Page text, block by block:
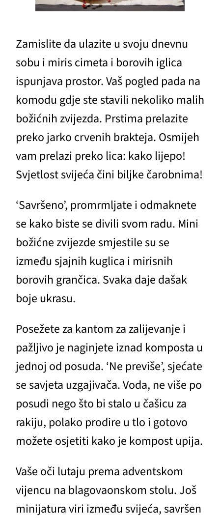
Zamislite da ulazite u svoju dnevnu
sobu i miris cimeta i borovih iglica
ispunjava prostor. Vaš pogled pada na
komodu gdje ste stavili nekoliko malih
božićnih zvijezda. Prstima prelazite
preko jarko crvenih brakteja. Osmijeh
vam prelazi preko lica: kako lijepo!
Svjetlost svijeća čini biljke čarobnima!
‘Savršeno’, promrmljate i odmaknete
se kako biste se divili svom radu. Mini
božićne zvijezde smjestile su se
između sjajnih kuglica i mirisnih
borovih grančica. Svaka daje dašak
boje ukrasu.
Posežete za kantom za zalijevanje i
pažljivo je naginjete iznad komposta u
jednoj od posuda. ‘Ne previše’, sjećate
se savjeta uzgajivača. Voda, ne više po
posudi nego što bi stalo u čašicu za
rakiju, polako prodire u tlo i gotovo
možete osjetiti kako je kompost upija.
Vaše oči lutaju prema adventskom
vijencu na blagovaonskom stolu. Još
minijatura viri između svijeća, savršen